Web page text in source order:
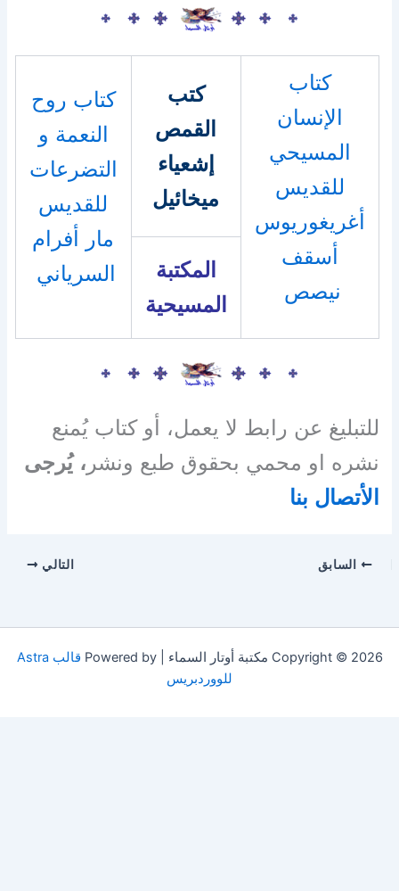
كتاب
الإنسان
المسيحي
للقديس
أغريغوريوس
أسقف
نيصص
كتب
القمص
إشعياء
ميخائيل
كتاب روح
النعمة و
التضرعات
للقديس
مار أفرام
السرياني
المكتبة
المسيحية
للتبليغ عن رابط لا يعمل، أو كتاب يُمنع
نشره او محمي بحقوق طبع ونشر ، يُرجى
الأتصال بنا
السابق التالي
Copyright © 2026 مكتبة أوتار السماء | Powered by
قالب Astra
للووردبريس